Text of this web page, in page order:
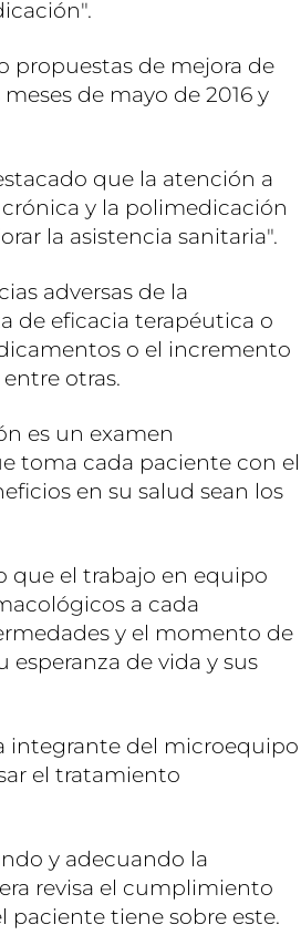
propuestas de mejora de
de mayo de 2016 y
que la atención a
y la polimedicación
la asistencia sanitaria".
adversas de la
de eficacia terapéutica o
o el incremento
otras.
es un examen
toma cada paciente con el
en su salud sean los
que el trabajo en equipo
a cada
y el momento de
esperanza de vida y sus
integrante del microequipo
el tratamiento
y adecuando la
revisa el cumplimiento
tiene sobre este.